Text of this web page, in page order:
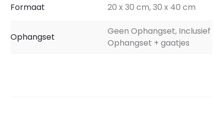
Formaat 20 x 30 cm, 30 x 40 cm
Ophangset
Geen Ophangset, Inclusief
Ophangset + gaatjes